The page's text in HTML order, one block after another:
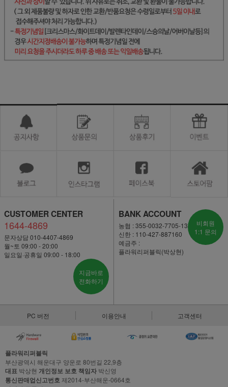
CUSTOMER CENTER
1644-4869
문자상담 010-4407-4869
월~토 09:00 - 20:00
일요일·공휴일 09:00 - 18:00
지금바로
전화하기
BANK ACCOUNT
농협 : 355-0032-7705-13
신한 : 110-427-887160
예금주 :
플라워리퍼블릭(박상현)
비회원
1:1 문의
PC 버전 이용안내 고객센터
플라워리퍼블릭
부산광역시 해운대구 양운로 80번길 22,9층
대표 박상현 개인정보 보호 책임자 박신영
통신판매업신고번호제2014-부산해운-0664호